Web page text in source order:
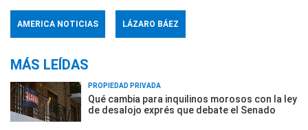
AMERICA NOTICIAS LÁZARO BÁEZ
MÁS LEÍDAS
PROPIEDAD PRIVADA
Qué cambia para inquilinos morosos con la ley
de desalojo exprés que debate el Senado